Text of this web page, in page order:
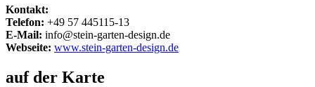
Kontakt:
Telefon: +49 57 445115-13
E-Mail: info@stein-garten-design.de
Webseite: www.stein-garten-design.de
auf der Karte